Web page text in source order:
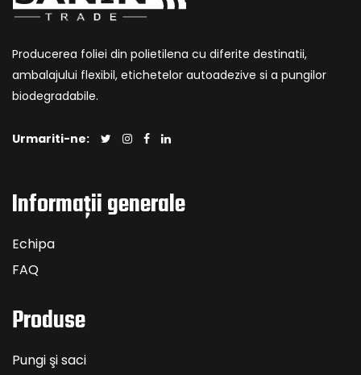
Producerea foliei din polietilena cu diferite destinatii,
ambalajului flexibil, etichetelor autoadezive si a pungilor
biodegradabile.
Urmariti-ne:
Informații generale
Echipa
FAQ
Produse
Pungi şi saci